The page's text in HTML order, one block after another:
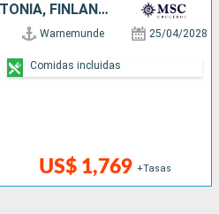
ALEMANIA, POLONIA, ESTONIA, FINLANDIA, SUECIA, DINAMARCA
Warnemunde 25/04/2028
US$ 1,769 +Tasas
Comidas incluidas